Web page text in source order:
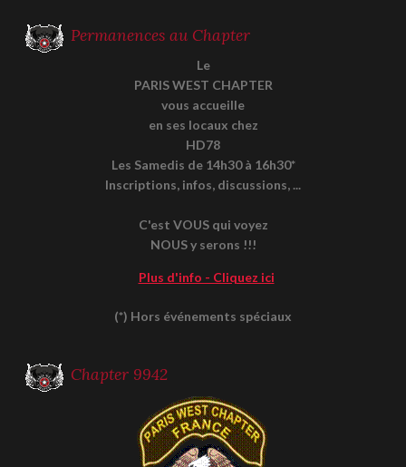
Permanences au Chapter
Le
PARIS WEST CHAPTER
vous accueille
en ses locaux chez
HD78
Les Samedis de 14h30 à 16h30*
Inscriptions, infos, discussions, ...
C'est VOUS qui voyez
NOUS y serons !!!
Plus d'info - Cliquez ici
(*) Hors événements spéciaux
Chapter 9942